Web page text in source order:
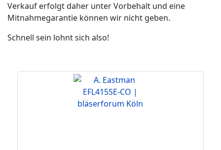
Verkauf erfolgt daher unter Vorbehalt und eine
Mitnahmegarantie können wir nicht geben.
Schnell sein lohnt sich also!